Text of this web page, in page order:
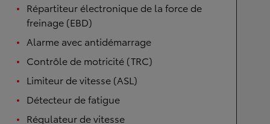
Répartiteur électronique de la force de
freinage (EBD)
Alarme avec antidémarrage
Contrôle de motricité (TRC)
Limiteur de vitesse (ASL)
Détecteur de fatigue
Régulateur de vitesse